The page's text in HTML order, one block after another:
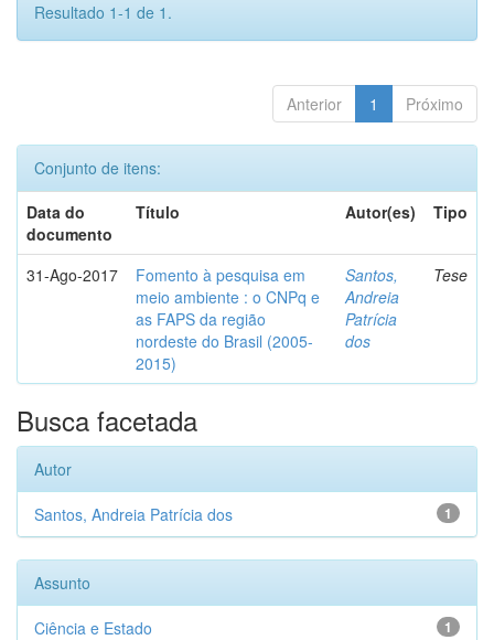
Resultado 1-1 de 1.
Anterior 1 Próximo
Conjunto de itens:
Data do
documento
Título Autor(es) Tipo
31-Ago-2017
Fomento à pesquisa em
meio ambiente : o CNPq e
as FAPS da região
nordeste do Brasil (2005-
2015)
Santos,
Andreia
Patrícia
dos
Tese
Busca facetada
Autor
1
Santos, Andreia Patrícia dos
Assunto
1
Ciência e Estado